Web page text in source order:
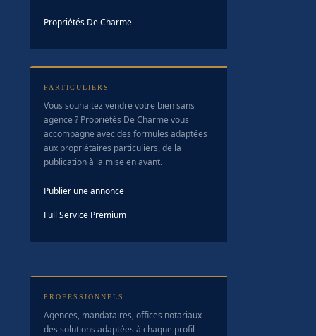
Propriétés De Charme
PARTICULIERS
Vous souhaitez vendre votre bien sans
agence ? Propriétés De Charme vous
accompagne avec des formules adaptées
aux propriétaires particuliers, de la
publication à la mise en avant.
Publier une annonce
Full Service Premium
PROFESSIONNELS
Agences, mandataires, offices notariaux —
des solutions adaptées à chaque profil